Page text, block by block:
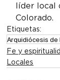
líder local
Colorado.
Etiquetas:
Arquidiócesis de
Fe y
Locales